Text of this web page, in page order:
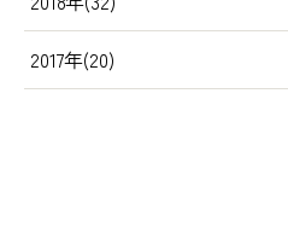
2017年(20)